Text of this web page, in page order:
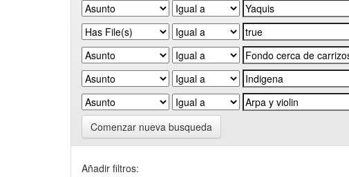
Comenzar nueva busqueda
Añadir filtros: